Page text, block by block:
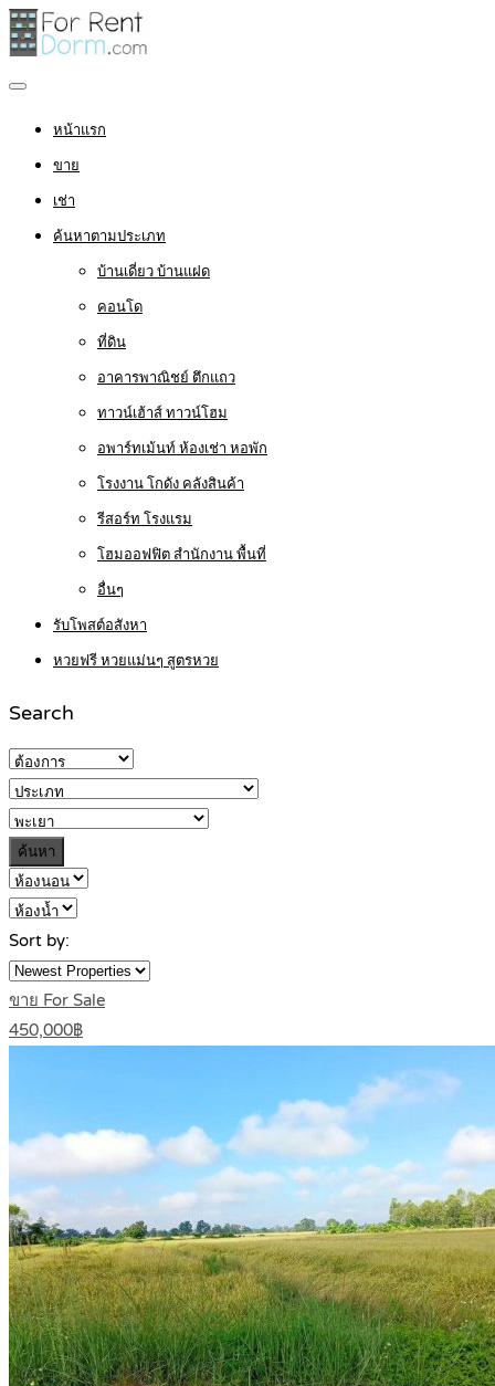
หน้าแรก
ขาย
เช่า
ค้นหาตามประเภท
บ้านเดี่ยว บ้านแฝด
คอนโด
ที่ดิน
อาคารพาณิชย์ ตึกแถว
ทาวน์เฮ้าส์ ทาวน์โฮม
อพาร์ทเม้นท์ ห้องเช่า หอพัก
โรงงาน โกดัง คลังสินค้า
รีสอร์ท โรงแรม
โฮมออฟฟิต สำนักงาน พื้นที่
อื่นๆ
รับโพสต์อสังหา
หวยฟรี หวยแม่นๆ สูตรหวย
Search
ค้นหา
Sort by:
ขาย For Sale
450,000฿